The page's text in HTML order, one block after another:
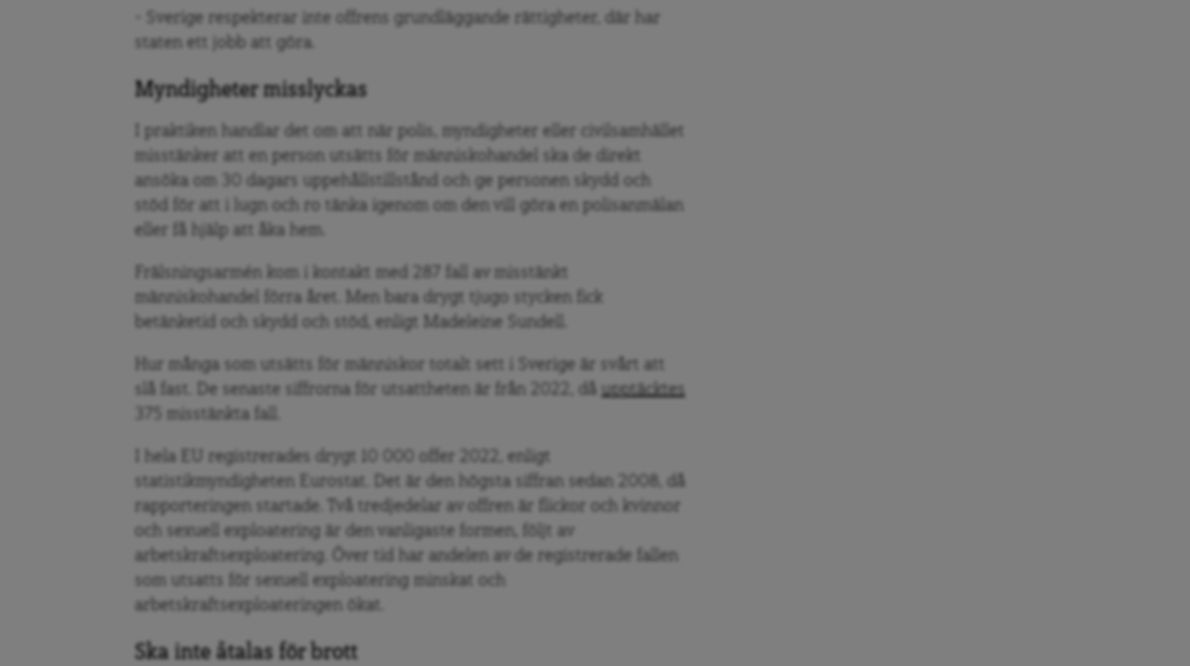
– Sverige respekterar inte offrens grundläggande rättigheter, där har
staten ett jobb att göra.
Myndigheter misslyckas
I praktiken handlar det om att när polis, myndigheter eller civilsamhället
misstänker att en person utsätts för människohandel ska de direkt
ansöka om 30 dagars uppehållstillstånd och ge personen skydd och
stöd för att i lugn och ro tänka igenom om den vill göra en polisanmälan
eller få hjälp att åka hem.
Frälsningsarmén kom i kontakt med 287 fall av misstänkt
människohandel förra året. Men bara drygt tjugo stycken fick
betänketid och skydd och stöd, enligt Madeleine Sundell.
Hur många som utsätts för människor totalt sett i Sverige är svårt att
slå fast. De senaste siffrorna för utsattheten är från 2022, då upptäcktes
375 misstänkta fall.
I hela EU registrerades drygt 10 000 offer 2022, enligt
statistikmyndigheten Eurostat. Det är den högsta siffran sedan 2008, då
rapporteringen startade. Två tredjedelar av offren är flickor och kvinnor
och sexuell exploatering är den vanligaste formen, följt av
arbetskraftsexploatering. Över tid har andelen av de registrerade fallen
som utsatts för sexuell exploatering minskat och
arbetskraftsexploateringen ökat.
Ska inte åtalas för brott